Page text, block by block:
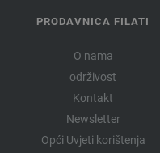
PRODAVNICA FILATI
O nama
održivost
Kontakt
Newsletter
Opći Uvjeti korištenja